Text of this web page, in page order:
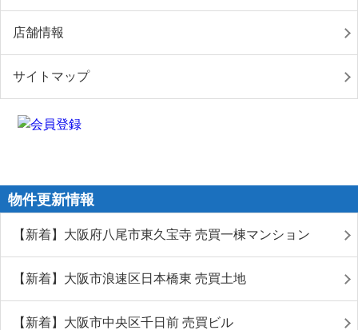
店舗情報
サイトマップ
物件更新情報
【新着】大阪府八尾市東久宝寺 売買一棟マンション
【新着】大阪市浪速区日本橋東 売買土地
【新着】大阪市中央区千日前 売買ビル